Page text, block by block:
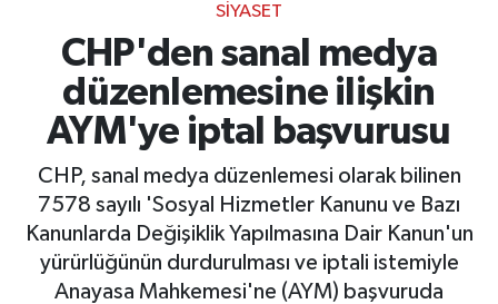
SIYASET
CHP'den sanal medya
düzenlemesine ilişkin
AYM'ye iptal başvurusu
CHP, sanal medya düzenlemesi olarak bilinen
7578 sayılı 'Sosyal Hizmetler Kanunu ve Bazı
Kanunlarda Değişiklik Yapılmasına Dair Kanun'un
yürürlüğünün durdurulması ve iptali istemiyle
Anayasa Mahkemesi'ne (AYM) başvuruda